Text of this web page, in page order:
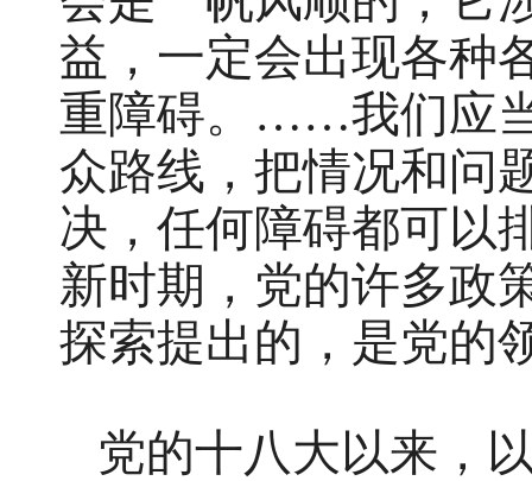
益，一定会出现各种
重障碍。……我们应
众路线，把情况和问
决，任何障碍都可以
新时期，党的许多政
探索提出的，是党的
党的十八大以来，